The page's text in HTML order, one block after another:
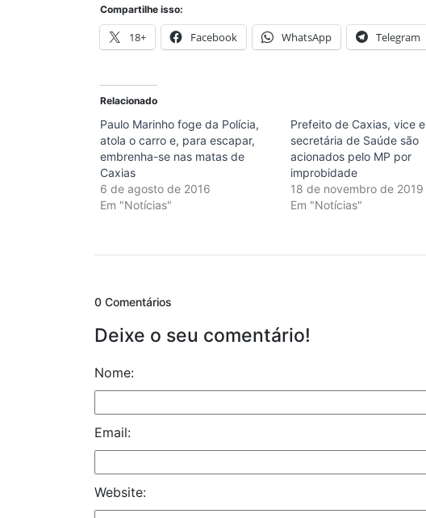
Compartilhe isso:
18+ Facebook WhatsApp Telegram
Relacionado
Paulo Marinho foge da Polícia,
atola o carro e, para escapar,
embrenha-se nas matas de
Caxias
6 de agosto de 2016
Em "Notícias"
Prefeito de Caxias, vice e
secretária de Saúde são
acionados pelo MP por
improbidade
18 de novembro de 2019
Em "Notícias"
0 Comentários
Deixe o seu comentário!
Nome:
Email:
Website: